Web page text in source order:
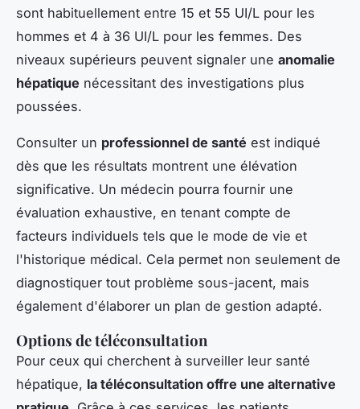
sont habituellement entre 15 et 55 UI/L pour les
hommes et 4 à 36 UI/L pour les femmes. Des
niveaux supérieurs peuvent signaler une anomalie
hépatique nécessitant des investigations plus
poussées.
Consulter un professionnel de santé est indiqué
dès que les résultats montrent une élévation
significative. Un médecin pourra fournir une
évaluation exhaustive, en tenant compte de
facteurs individuels tels que le mode de vie et
l'historique médical. Cela permet non seulement de
diagnostiquer tout problème sous-jacent, mais
également d'élaborer un plan de gestion adapté.
Options de téléconsultation
Pour ceux qui cherchent à surveiller leur santé
hépatique, la téléconsultation offre une alternative